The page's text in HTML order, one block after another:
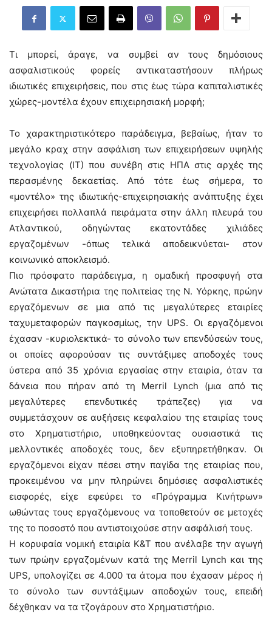
Τι μπορεί, άραγε, να συμβεί αν τους δημόσιους
ασφαλιστικούς φορείς αντικαταστήσουν πλήρως
ιδιωτικές επιχειρήσεις, που στις έως τώρα καπιταλιστικές
χώρες-μοντέλα έχουν επιχειρησιακή μορφή;
Το χαρακτηριστικότερο παράδειγμα, βεβαίως, ήταν το
μεγάλο κραχ στην ασφάλιση των επιχειρήσεων υψηλής
τεχνολογίας (ΙΤ) που συνέβη στις ΗΠΑ στις αρχές της
περασμένης δεκαετίας. Από τότε έως σήμερα, το
«μοντέλο» της ιδιωτικής-επιχειρησιακής ανάπτυξης έχει
επιχειρήσει πολλαπλά πειράματα στην άλλη πλευρά του
Ατλαντικού, οδηγώντας εκατοντάδες χιλιάδες
εργαζομένων -όπως τελικά αποδεικνύεται- στον
κοινωνικό αποκλεισμό.
Πιο πρόσφατο παράδειγμα, η ομαδική προσφυγή στα
Ανώτατα Δικαστήρια της πολιτείας της Ν. Υόρκης, πρώην
εργαζόμενων σε μια από τις μεγαλύτερες εταιρίες
ταχυμεταφορών παγκοσμίως, την UPS. Οι εργαζόμενοι
έχασαν -κυριολεκτικά- το σύνολο των επενδύσεών τους,
οι οποίες αφορούσαν τις συντάξιμες αποδοχές τους
ύστερα από 35 χρόνια εργασίας στην εταιρία, όταν τα
δάνεια που πήραν από τη Merril Lynch (μια από τις
μεγαλύτερες επενδυτικές τράπεζες) για να
συμμετάσχουν σε αυξήσεις κεφαλαίου της εταιρίας τους
στο Χρηματιστήριο, υποθηκεύοντας ουσιαστικά τις
μελλοντικές αποδοχές τους, δεν εξυπηρετήθηκαν. Οι
εργαζόμενοι είχαν πέσει στην παγίδα της εταιρίας που,
προκειμένου να μην πληρώνει δημόσιες ασφαλιστικές
εισφορές, είχε εφεύρει το «Πρόγραμμα Κινήτρων»
ωθώντας τους εργαζόμενους να τοποθετούν σε μετοχές
της το ποσοστό που αντιστοιχούσε στην ασφάλισή τους.
Η κορυφαία νομική εταιρία Κ&Τ που ανέλαβε την αγωγή
των πρώην εργαζομένων κατά της Merril Lynch και της
UPS, υπολογίζει σε 4.000 τα άτομα που έχασαν μέρος ή
το σύνολο των συντάξιμων αποδοχών τους, επειδή
δέχθηκαν να τα τζογάρουν στο Χρηματιστήριο.